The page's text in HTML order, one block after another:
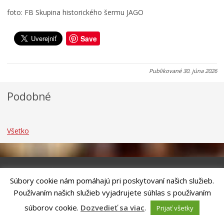
foto: FB Skupina historického šermu JAGO
Save
Publikované30. júna 2026
Podobné
7
0
8
6
7
0
8
6
7
0
8
6
Všetko
Riešenie ANTIK SMART CITY
| Technický prevádzkovateľ – MVI
Technology, s.r.o.
Správca webového sídla: Mesto Kežmarok, Hlavné námestie, 060 01
Kežmarok, tel.: +421524660111
Súbory cookie nám pomáhajú pri poskytovaní našich služieb.
Používaním našich služieb vyjadrujete súhlas s používaním
súborov cookie. Dozvedieť sa viac. Prijať všetky